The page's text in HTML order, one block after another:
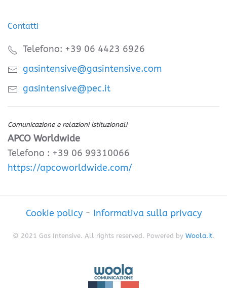
Contatti
Telefono: +39 06 4423 6926
gasintensive@gasintensive.com
gasintensive@pec.it
Comunicazione e relazioni istituzionali
APCO Worldwide
Telefono : +39 06 99310066
https://apcoworldwide.com/
Cookie policy- Informativa sulla privacy
© 2021 Gas Intensive. All rights reserved. Powered by Woola.it.